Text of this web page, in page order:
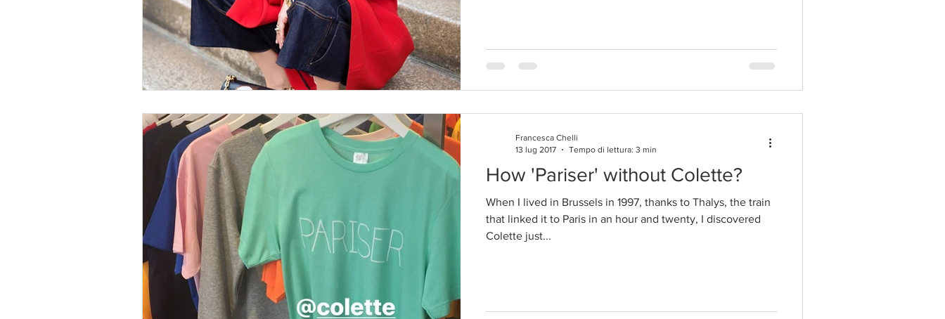
How 'Pariser' without Colette?
When I lived in Brussels in 1997, thanks to Thalys, the train
that linked it to Paris in an hour and twenty, I discovered
Colette just...
Francesca Chelli
13 lug 2017
Tempo di lettura: 3 min